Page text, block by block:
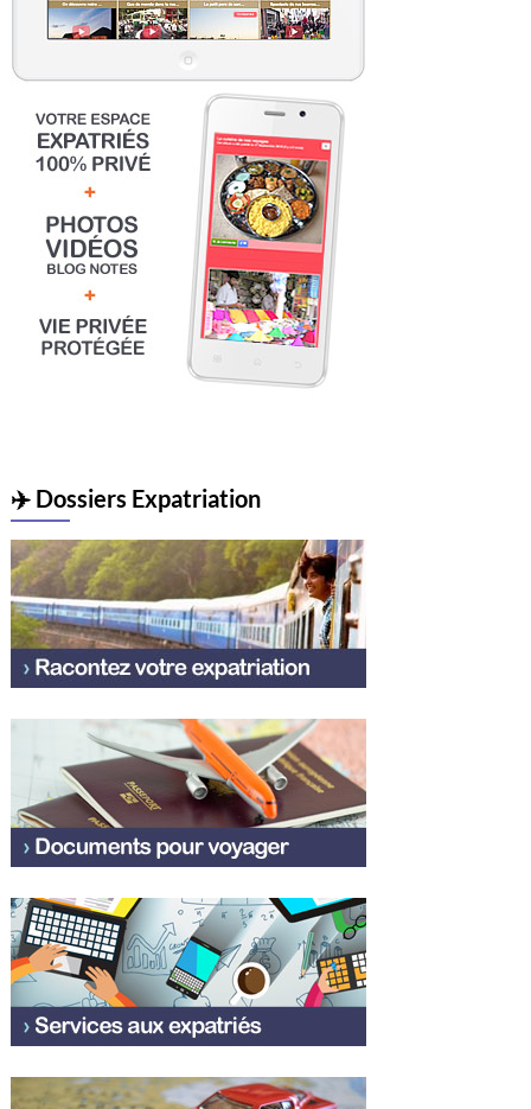
✈️ Dossiers Expatriation